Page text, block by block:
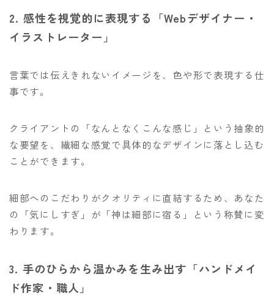
2. 感性を視覚的に表現する「Webデザイナー・
イラストレーター」
言葉では伝えきれないイメージを、色や形で表現する仕
事です。
クライアントの「なんとなくこんな感じ」という抽象的
な要望を、繊細な感覚で具体的なデザインに落とし込む
ことができます。
細部へのこだわりがクオリティに直結するため、あなた
の「気にしすぎ」が「神は細部に宿る」という称賛に変
わります。
3. 手のひらから温かみを生み出す「ハンドメイ
ド作家・職人」